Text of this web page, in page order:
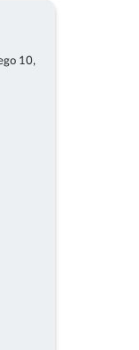
10,